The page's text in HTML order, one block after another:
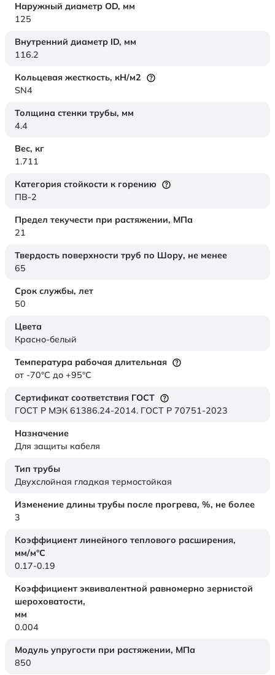
Наружный диаметр OD, мм
125
Внутренний диаметр ID, мм
116.2
Кольцевая жесткость, кН/м2
SN4
Толщина стенки трубы, мм
4.4
Вес, кг
1.711
Категория стойкости к горению
ПВ-2
Предел текучести при растяжении, МПа
21
Твердость поверхности труб по Шору, не менее
65
Срок службы, лет
50
Цвета
Красно-белый
Температура рабочая длительная
от -70°C до +95°C
Сертификат соответствия ГОСТ
ГОСТ Р МЭК 61386.24-2014. ГОСТ Р 70751-2023
Назначение
Для защиты кабеля
Тип трубы
Двухслойная гладкая термостойкая
Изменение длины трубы после прогрева, %, не более
3
Коэффициент линейного теплового расширения,
мм/м°С
0.17-0.19
Коэффициент эквивалентной равномерно зернистой
шероховатости,
мм
0.004
Модуль упругости при растяжении, МПа
850